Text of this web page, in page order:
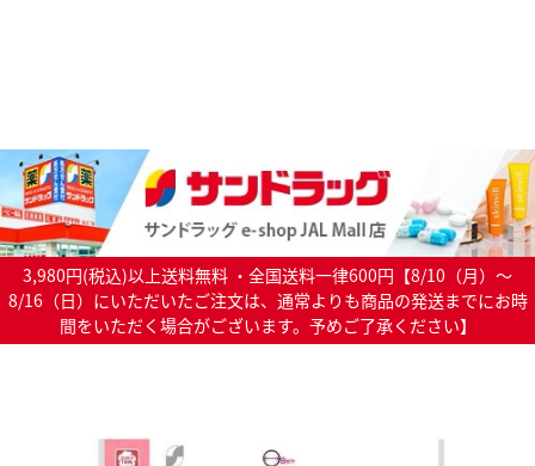
3,980円(税込)以上送料無料 ・全国送料一律600円【8/10（月）～
8/16（日）にいただいたご注文は、通常よりも商品の発送までにお時
間をいただく場合がございます。予めご了承ください】